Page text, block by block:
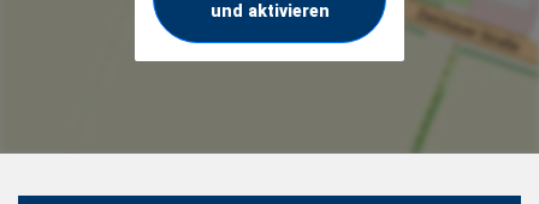
und aktivieren